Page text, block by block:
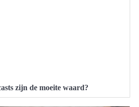
zijn de moeite waard?